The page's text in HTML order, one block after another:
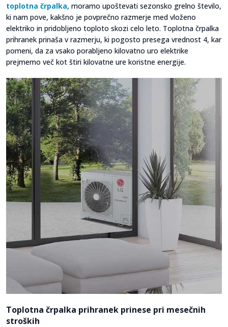
toplotna črpalka, moramo upoštevati sezonsko grelno število,
ki nam pove, kakšno je povprečno razmerje med vloženo
elektriko in pridobljeno toploto skozi celo leto. Toplotna črpalka
prihranek prinaša v razmerju, ki pogosto presega vrednost 4, kar
pomeni, da za vsako porabljeno kilovatno uro elektrike
prejmemo več kot štiri kilovatne ure koristne energije.
Toplotna črpalka prihranek prinese pri mesečnih
stroških